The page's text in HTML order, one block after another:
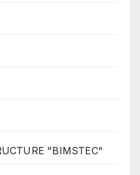
"BIMSTEC"